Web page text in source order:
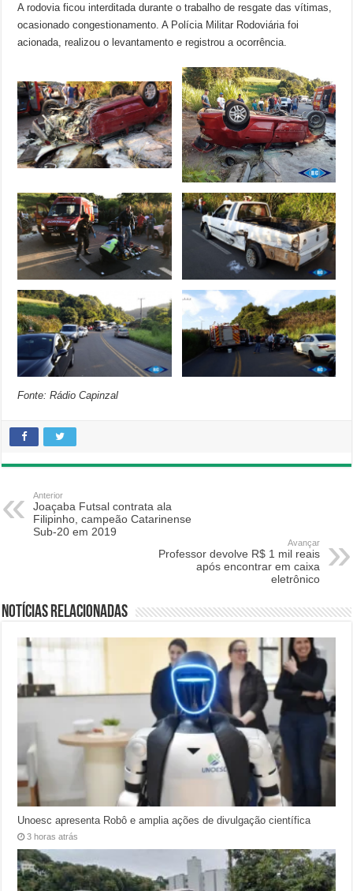
A rodovia ficou interditada durante o trabalho de resgate das vítimas,
ocasionado congestionamento. A Polícia Militar Rodoviária foi
acionada, realizou o levantamento e registrou a ocorrência.
Fonte: Rádio Capinzal
Anterior
Joaçaba Futsal contrata ala
Filipinho, campeão Catarinense
Sub-20 em 2019
Avançar
Professor devolve R$ 1 mil reais
após encontrar em caixa
eletrônico
Notícias relacionadas
Unoesc apresenta Robô e amplia ações de divulgação científica
3 horas atrás